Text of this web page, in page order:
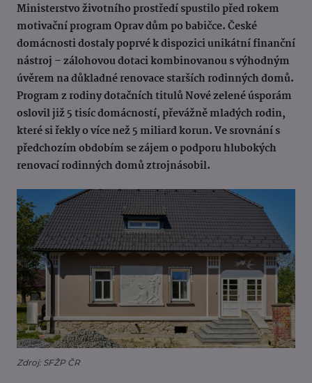
Ministerstvo životního prostředí spustilo před rokem
motivační program Oprav dům po babičce. České
domácnosti dostaly poprvé k dispozici unikátní finanční
nástroj – zálohovou dotaci kombinovanou s výhodným
úvěrem na důkladné renovace starších rodinných domů.
Program z rodiny dotačních titulů Nové zelené úsporám
oslovil již 5 tisíc domácností, převážně mladých rodin,
které si řekly o více než 5 miliard korun. Ve srovnání s
předchozím obdobím se zájem o podporu hlubokých
renovací rodinných domů ztrojnásobil.
Zdroj: SFŽP ČR